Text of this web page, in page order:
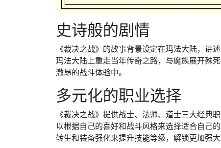
史诗般的剧情
《裁决之战》的故事背景设定在玛法大陆，讲
玛法大陆上重走当年传奇之路，与魔族展开殊
激昂的战斗体验中。
多元化的职业选择
《裁决之战》提供战士、法师、道士三大经典
以根据自己的喜好和战斗风格来选择适合自己
转生和装备强化来提升技能等级，解锁更加强大